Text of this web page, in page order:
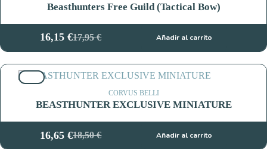
Beasthunters Free Guild (Tactical Bow)
17,95€
El
precio
original
era:
16,15€El
precio
actual
es:
Añadir al carrito
CORVUS BELLI
BEASTHUNTER EXCLUSIVE MINIATURE
18,50€
El
16,65€El
Añadir al carrito